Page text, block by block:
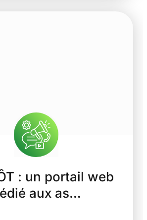
: un portail web
aux as…